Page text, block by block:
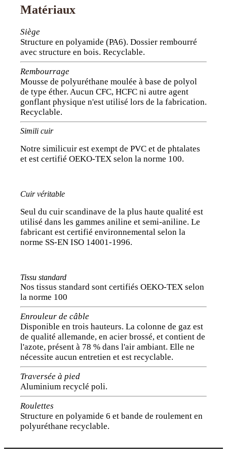
Matériaux
Siège
Structure en polyamide (PA6). Dossier rembourré
avec structure en bois. Recyclable.
Rembourrage
Mousse de polyuréthane moulée à base de polyol
de type éther. Aucun CFC, HCFC ni autre agent
gonflant physique n'est utilisé lors de la fabrication.
Recyclable.
Simili cuir
Notre similicuir est exempt de PVC et de phtalates
et est certifié OEKO-TEX selon la norme 100.
Cuir véritable
Seul du cuir scandinave de la plus haute qualité est
utilisé dans les gammes aniline et semi-aniline. Le
fabricant est certifié environnemental selon la
norme SS-EN ISO 14001-1996.
Tissu standard
Nos tissus standard sont certifiés OEKO-TEX selon
la norme 100
Enrouleur de câble
Disponible en trois hauteurs. La colonne de gaz est
de qualité allemande, en acier brossé, et contient de
l'azote, présent à 78 % dans l'air ambiant. Elle ne
nécessite aucun entretien et est recyclable.
Traversée à pied
Aluminium recyclé poli.
Roulettes
Structure en polyamide 6 et bande de roulement en
polyuréthane recyclable.